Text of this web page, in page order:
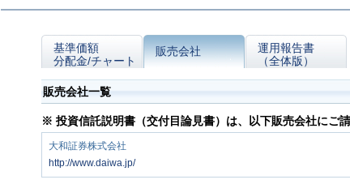
基準価額
分配金/チャート
販売会社
運用報告書
（全体版）
販売会社一覧
※ 投資信託説明書（交付目論見書）は、以下販売会社にご請
大和証券株式会社
http://www.daiwa.jp/